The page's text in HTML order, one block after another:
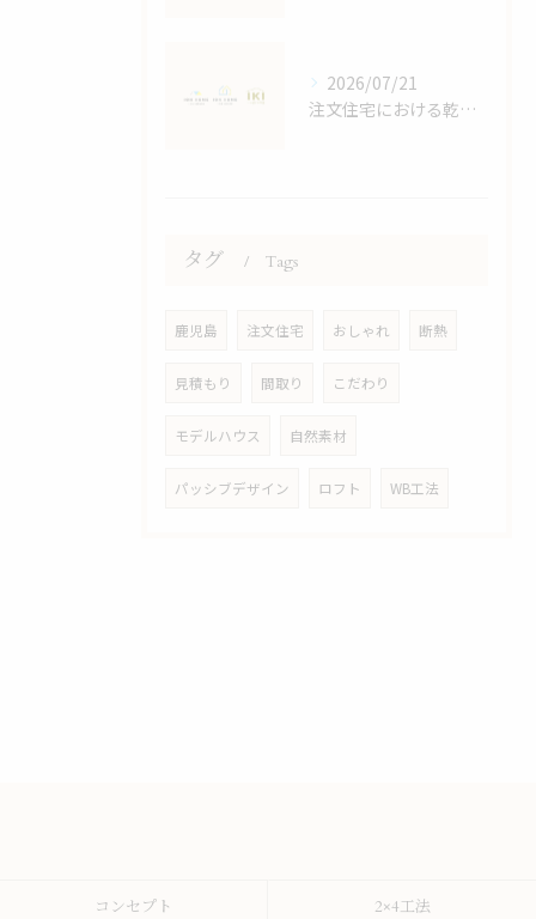
2026/07/21
注文住宅における乾太くんの効果検証
タグ Tags
鹿児島 注文住宅 おしゃれ 断熱
見積もり 間取り こだわり
モデルハウス 自然素材
パッシブデザイン ロフト WB工法
コンセプト 2×4工法